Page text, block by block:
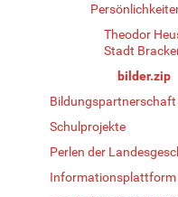
Theodor
Stadt
bilder.zip
Schulprojekte
Perlen der
Informationsplattform